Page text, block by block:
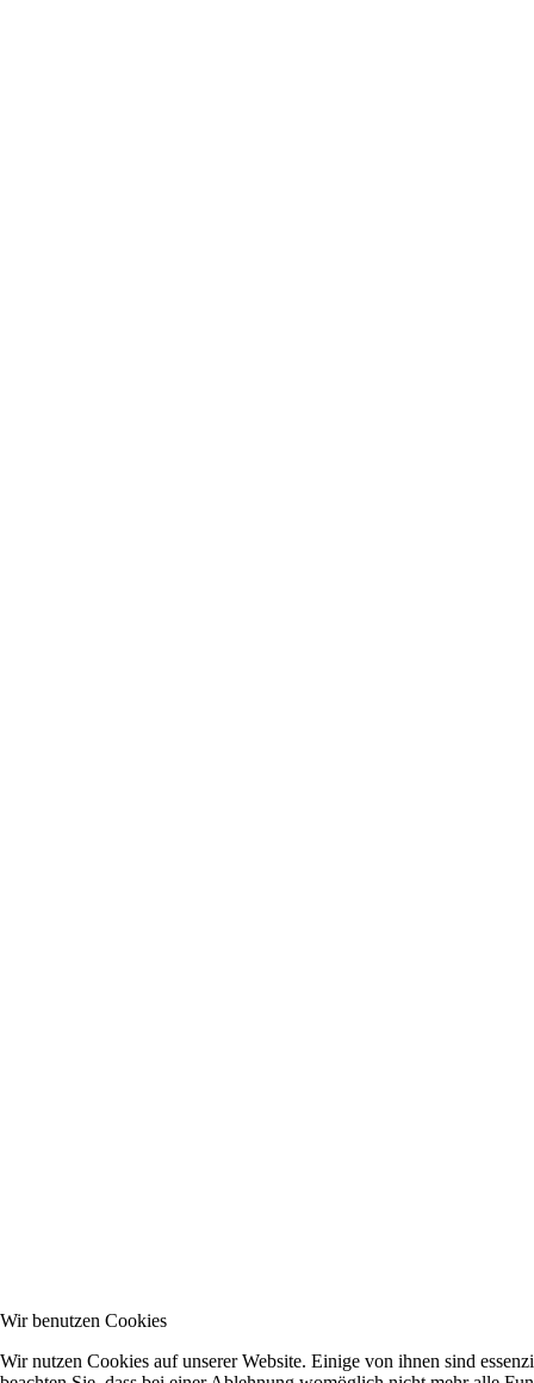
Wir benutzen Cookies
Wir nutzen Cookies auf unserer Website. Einige von ihnen sind